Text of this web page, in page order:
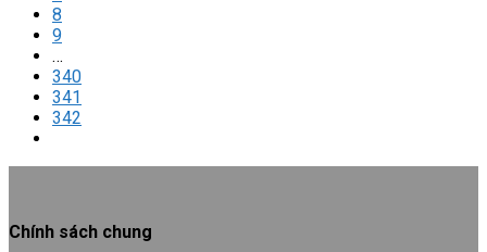
8
9
…
340
341
342
Chính sách chung